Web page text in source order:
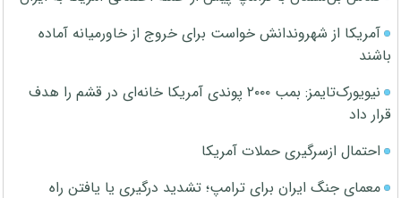
آمریکا از شهروندانش خواست برای خروج از خاورمیانه آماده
باشند
نیویورک‌تایمز: بمب ۲۰۰۰ پوندی آمریکا خانه‌ای در قشم را هدف
قرار داد
احتمال ازسرگیری حملات آمریکا
معمای جنگ ایران برای ترامپ؛ تشدید درگیری یا یافتن راه